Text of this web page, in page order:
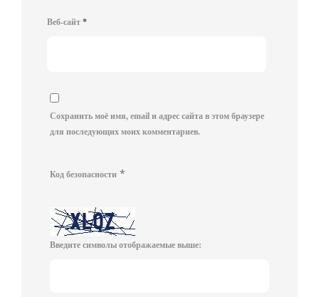
Веб-сайт *
Сохранить моё имя, email и адрес сайта в этом браузере
для последующих моих комментариев.
Код безопасности *
Введите символы отображаемые выше: